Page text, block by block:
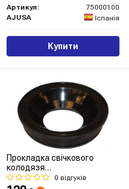
Артикул:
75000100
AJUSA
Іспанія
Купити
Прокладка свічкового
колодязя
CADDY/CRAFTER/T5
1.6/2.0TDi 09-
0 відгуків